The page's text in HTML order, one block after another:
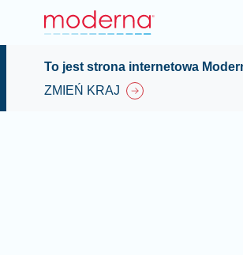
To jest strona internetowa
ZMIEŃ KRAJ